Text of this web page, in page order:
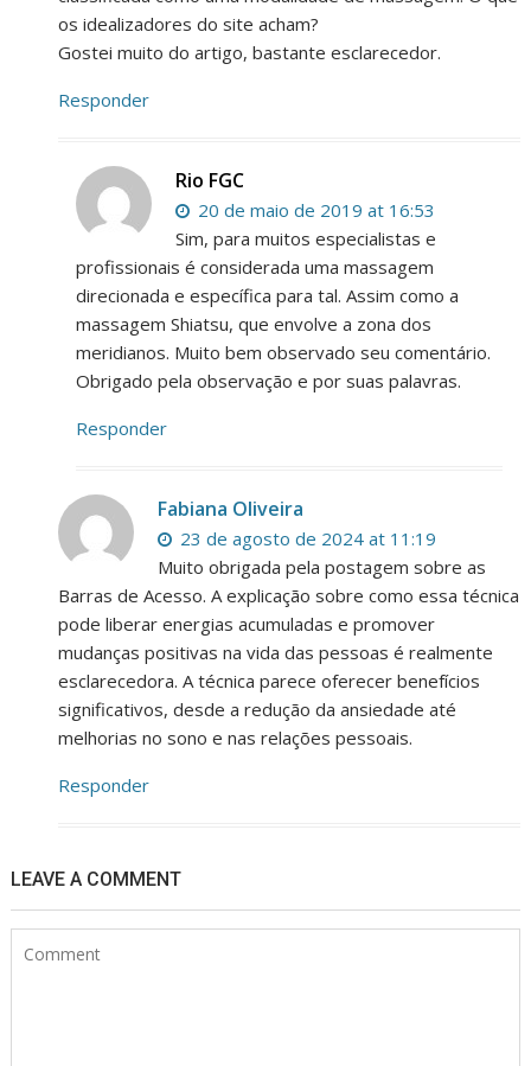
os idealizadores do site acham?
Gostei muito do artigo, bastante esclarecedor.
Responder
Rio FGC
20 de maio de 2019 at 16:53
Sim, para muitos especialistas e
profissionais é considerada uma massagem
direcionada e específica para tal. Assim como a
massagem Shiatsu, que envolve a zona dos
meridianos. Muito bem observado seu comentário.
Obrigado pela observação e por suas palavras.
Responder
Fabiana Oliveira
23 de agosto de 2024 at 11:19
Muito obrigada pela postagem sobre as
Barras de Acesso. A explicação sobre como essa técnica
pode liberar energias acumuladas e promover
mudanças positivas na vida das pessoas é realmente
esclarecedora. A técnica parece oferecer benefícios
significativos, desde a redução da ansiedade até
melhorias no sono e nas relações pessoais.
Responder
LEAVE A COMMENT